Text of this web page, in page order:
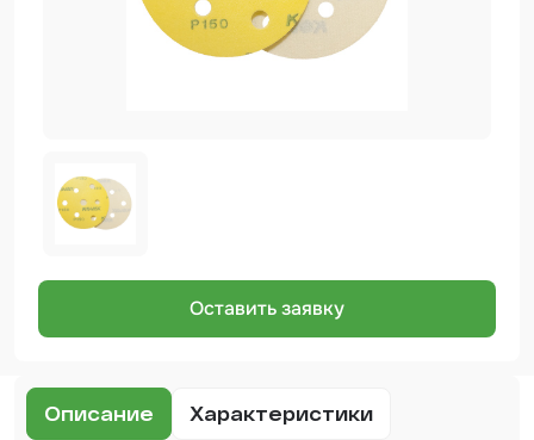
Шлифовальные ленты
Армирующие материалы
Оставить заявку
Описание Характеристики